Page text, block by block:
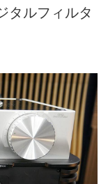
タルフィルタ